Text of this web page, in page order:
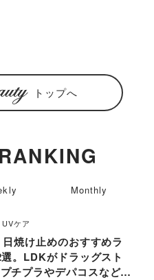
トップへ
ケア
日焼け止めのおすすめラ
。LDKがドラッグスト
チプラやデパコスなどの
Monthly